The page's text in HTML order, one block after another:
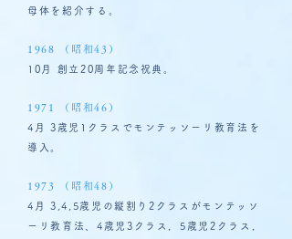
母体を紹介する。
1968 （昭和43）
10月 創立20周年記念祝典。
1971 （昭和46）
4月 3歳児1クラスでモンテッソーリ教育法を
導入。
1973 （昭和48）
4月 3,4,5歳児の縦割り2クラスがモンテッソ
ーリ教育法、4歳児3クラス，5歳児2クラス，